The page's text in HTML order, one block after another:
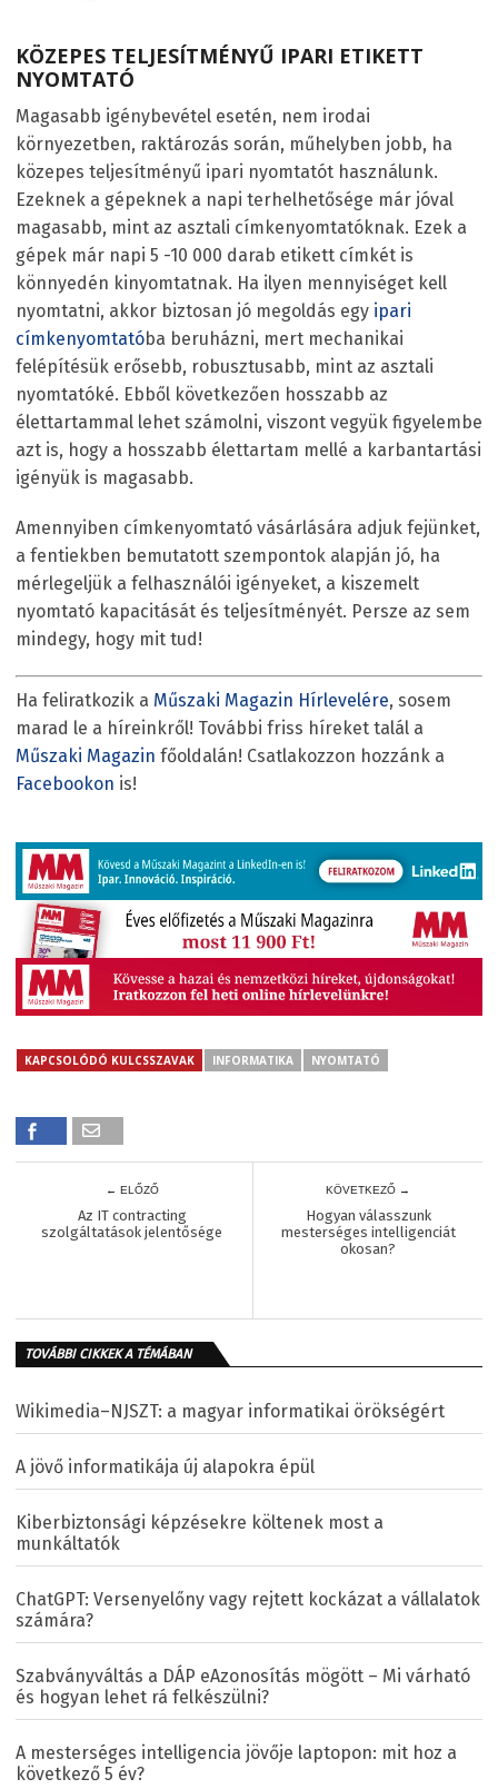
KÖZEPES TELJESÍTMÉNYŰ IPARI ETIKETT
NYOMTATÓ
Magasabb igénybevétel esetén, nem irodai
környezetben, raktározás során, műhelyben jobb, ha
közepes teljesítményű ipari nyomtatót használunk.
Ezeknek a gépeknek a napi terhelhetősége már jóval
magasabb, mint az asztali címkenyomtatóknak. Ezek a
gépek már napi 5 -10 000 darab etikett címkét is
könnyedén kinyomtatnak. Ha ilyen mennyiséget kell
nyomtatni, akkor biztosan jó megoldás egy ipari
címkenyomtatóba beruházni, mert mechanikai
felépítésük erősebb, robusztusabb, mint az asztali
nyomtatóké. Ebből következően hosszabb az
élettartammal lehet számolni, viszont vegyük figyelembe
azt is, hogy a hosszabb élettartam mellé a karbantartási
igényük is magasabb.
Amennyiben címkenyomtató vásárlására adjuk fejünket,
a fentiekben bemutatott szempontok alapján jó, ha
mérlegeljük a felhasználói igényeket, a kiszemelt
nyomtató kapacitását és teljesítményét. Persze az sem
mindegy, hogy mit tud!
Ha feliratkozik a Műszaki Magazin Hírlevelére, sosem
marad le a híreinkről! További friss híreket talál a
Műszaki Magazin főoldalán! Csatlakozzon hozzánk a
Facebookon is!
KAPCSOLÓDÓ KULCSSZAVAK INFORMATIKA NYOMTATÓ
← ELŐZŐ
Az IT contracting
szolgáltatások jelentősége
KÖVETKEZŐ →
Hogyan válasszunk
mesterséges intelligenciát
okosan?
TOVÁBBI CIKKEK A TÉMÁBAN
Wikimedia–NJSZT: a magyar informatikai örökségért
A jövő informatikája új alapokra épül
Kiberbiztonsági képzésekre költenek most a
munkáltatók
ChatGPT: Versenyelőny vagy rejtett kockázat a vállalatok
számára?
Szabványváltás a DÁP eAzonosítás mögött – Mi várható
és hogyan lehet rá felkészülni?
A mesterséges intelligencia jövője laptopon: mit hoz a
következő 5 év?